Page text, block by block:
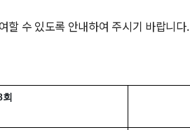
할 수 있도록 안내하여 주시기 바랍니다.